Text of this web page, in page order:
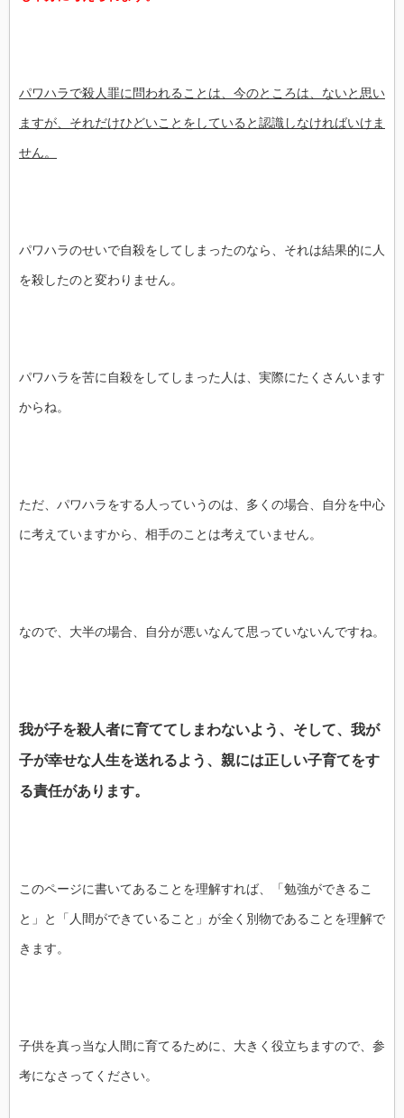
パワハラで殺人罪に問われることは、今のところは、ないと思い
ますが、それだけひどいことをしていると認識しなければいけま
せん。
パワハラのせいで自殺をしてしまったのなら、それは結果的に人
を殺したのと変わりません。
パワハラを苦に自殺をしてしまった人は、実際にたくさんいます
からね。
ただ、パワハラをする人っていうのは、多くの場合、自分を中心
に考えていますから、相手のことは考えていません。
なので、大半の場合、自分が悪いなんて思っていないんですね。
我が子を殺人者に育ててしまわないよう、そして、我が
子が幸せな人生を送れるよう、親には正しい子育てをす
る責任があります。
このページに書いてあることを理解すれば、「勉強ができるこ
と」と「人間ができていること」が全く別物であることを理解で
きます。
子供を真っ当な人間に育てるために、大きく役立ちますので、参
考になさってください。